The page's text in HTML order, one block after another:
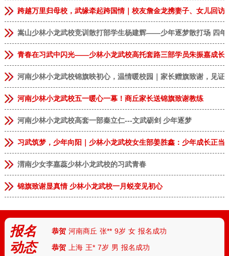
跨越万里归母校，武缘牵起跨国情｜校友詹金龙携妻子、女儿回访
嵩山少林小龙武校竞训散打部学生杨建辉——少年逐梦散打场 四年
青春在习武中闪光——少林小龙武校高托套路三部学员朱振嘉成长
河南少林小龙武校锦旗映初心，温情暖校园｜家长赠旗致谢，见证
河南少林小龙武校五一暖心一幕！商丘家长送锦旗致谢教练
河南少林小龙武校高套一部秦立仁---文武砺剑 少年逐梦
习武筑梦，少年向阳｜少林小龙武校女生部姜胜鑫：少年成长正当
渭南少女李嘉蕊少林小龙武校的习武青春
锦旗致谢显真情 少林小龙武校一月蜕变见初心
报名
动态
安徽临泉 张** 男
报名成功
恭贺 河南郑州 李** 13岁 男 报名成功
恭贺 河南郑州 林* 8岁 女 报名成功
恭贺 河南商丘 张** 9岁 女 报名成功
恭贺
上海 王* 7岁 男 报名成功